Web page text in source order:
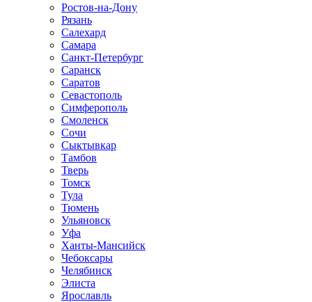
Ростов-на-Дону
Рязань
Салехард
Самара
Санкт-Петербург
Саранск
Саратов
Севастополь
Симферополь
Смоленск
Сочи
Сыктывкар
Тамбов
Тверь
Томск
Тула
Тюмень
Ульяновск
Уфа
Ханты-Мансийск
Чебоксары
Челябинск
Элиста
Ярославль